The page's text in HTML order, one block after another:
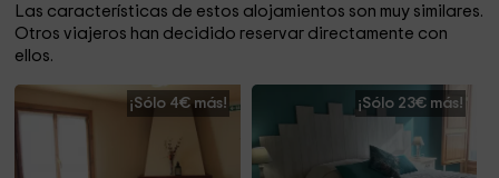
Las características de estos alojamientos son muy similares.
Otros viajeros han decidido reservar directamente con
ellos.
¡Sólo 4€ más! ¡Sólo 23€ más!